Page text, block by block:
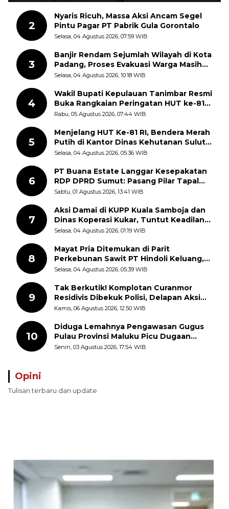
2
Nyaris Ricuh, Massa Aksi Ancam Segel
Pintu Pagar PT Pabrik Gula Gorontalo
Selasa, 04 Agustus 2026, 07:59 WIB
3
Banjir Rendam Sejumlah Wilayah di Kota
Padang, Proses Evakuasi Warga Masih
Berlangsung
Selasa, 04 Agustus 2026, 10:18 WIB
4
Wakil Bupati Kepulauan Tanimbar Resmi
Buka Rangkaian Peringatan HUT ke-81
Kemerdekaan RI, ASN Diajak Perkuat
Rabu, 05 Agustus 2026, 07:44 WIB
5
Menjelang HUT Ke-81 RI, Bendera Merah
Putih di Kantor Dinas Kehutanan Sulut
Disorot Warga
Selasa, 04 Agustus 2026, 05:36 WIB
6
PT Buana Estate Langgar Kesepakatan
RDP DPRD Sumut: Pasang Pilar Tapal
Batas Sepihak Tanpa Libatkan
Sabtu, 01 Agustus 2026, 13:41 WIB
7
Aksi Damai di KUPP Kuala Samboja dan
Dinas Koperasi Kukar, Tuntut Keadilan
dan Kesempatan Kerja yang Adil
Selasa, 04 Agustus 2026, 01:19 WIB
8
Mayat Pria Ditemukan di Parit
Perkebunan Sawit PT Hindoli Keluang,
Polisi Selidiki Penyebab Kematian
Selasa, 04 Agustus 2026, 05:39 WIB
9
Tak Berkutik! Komplotan Curanmor
Residivis Dibekuk Polisi, Delapan Aksi
Curanmor Di Candipuro Terungkap
Kamis, 06 Agustus 2026, 12:50 WIB
10
Diduga Lemahnya Pengawasan Gugus
Pulau Provinsi Maluku Picu Dugaan
Pungli terhadap Nelayan Bale-Bale di
Senin, 03 Agustus 2026, 17:54 WIB
Opini
Tulisan terbaru dan update